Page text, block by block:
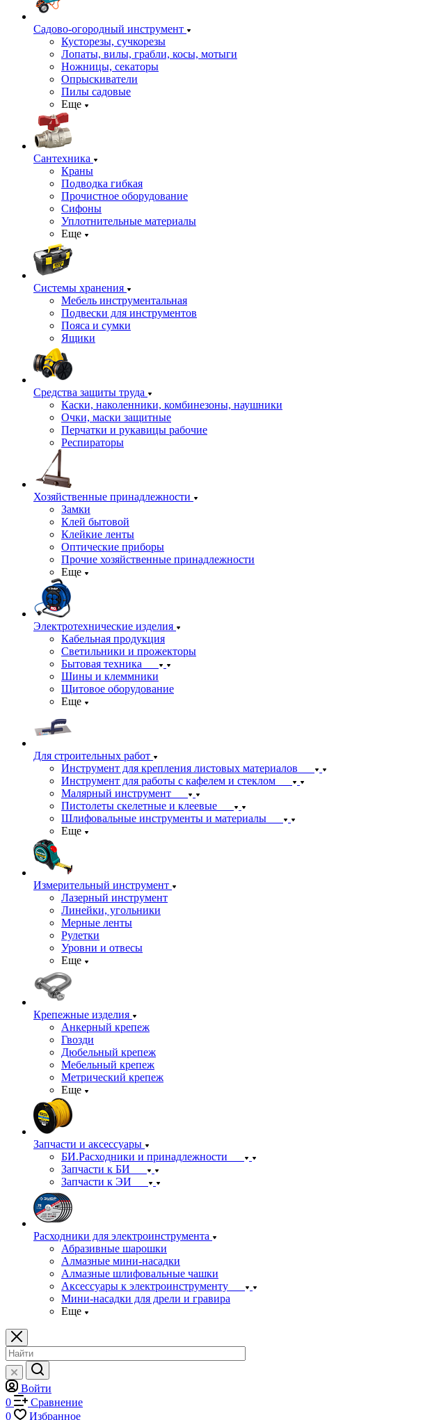
Садово-огородный инструмент
Кусторезы, сучкорезы
Лопаты, вилы, грабли, косы, мотыги
Ножницы, секаторы
Опрыскиватели
Пилы садовые
Еще
Сантехника
Краны
Подводка гибкая
Прочистное оборудование
Сифоны
Уплотнительные материалы
Еще
Системы хранения
Мебель инструментальная
Подвески для инструментов
Пояса и сумки
Ящики
Средства защиты труда
Каски, наколенники, комбинезоны, наушники
Очки, маски защитные
Перчатки и рукавицы рабочие
Респираторы
Хозяйственные принадлежности
Замки
Клей бытовой
Клейкие ленты
Оптические приборы
Прочие хозяйственные принадлежности
Еще
Электротехнические изделия
Кабельная продукция
Светильники и прожекторы
Бытовая техника
Шины и клеммники
Щитовое оборудование
Еще
Для строительных работ
Инструмент для крепления листовых материалов
Инструмент для работы с кафелем и стеклом
Малярный инструмент
Пистолеты скелетные и клеевые
Шлифовальные инструменты и материалы
Еще
Измерительный инструмент
Лазерный инструмент
Линейки, угольники
Мерные ленты
Рулетки
Уровни и отвесы
Еще
Крепежные изделия
Анкерный крепеж
Гвозди
Дюбельный крепеж
Мебельный крепеж
Метрический крепеж
Еще
Запчасти и аксессуары
БИ.Расходники и принадлежности
Запчасти к БИ
Запчасти к ЭИ
Расходники для электроинструмента
Абразивные шарошки
Алмазные мини-насадки
Алмазные шлифовальные чашки
Аксессуары к электроинструменту
Мини-насадки для дрели и гравира
Еще
Войти
0
Сравнение
0
Избранное